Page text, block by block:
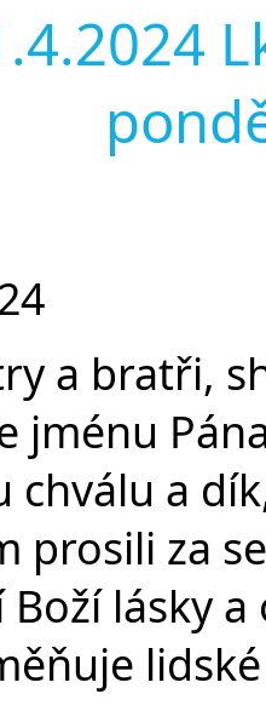
a bratři,
jménu
chválu a
prosili za
lásky